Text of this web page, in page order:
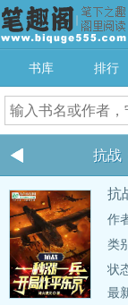
书库 排行
抗战
抗
作
类
状
最